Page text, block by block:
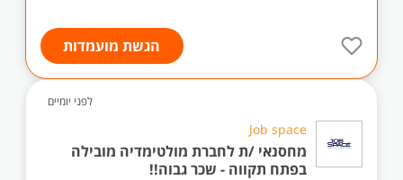
הגשת מועמדות
לפני יומיים
Job space
מחסנאי /ת לחברת מולטימדיה מובילה
בפתח תקווה - שכר גבוה!!